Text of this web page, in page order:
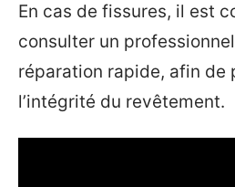
En cas de fissures, il est
consulter un
réparation rapide, afin de
l’intégrité du revêtement.